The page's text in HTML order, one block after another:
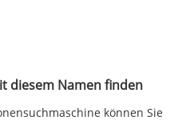
diesem Namen finden
können Sie